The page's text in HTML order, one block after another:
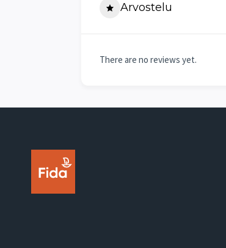
Arvostelu
There are no reviews yet.